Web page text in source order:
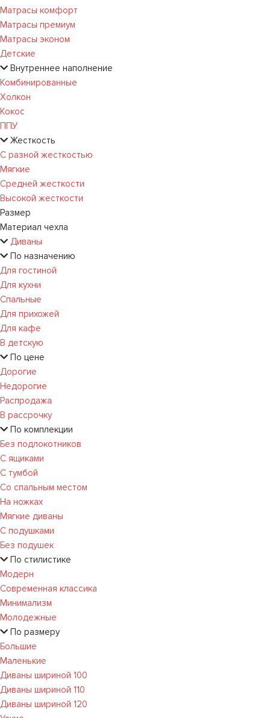
Матрасы комфорт
Матрасы премиум
Матрасы эконом
Детские
Внутреннее наполнение
Комбинированные
Холкон
Кокос
ППУ
Жесткость
С разной жесткостью
Мягкие
Средней жесткости
Высокой жесткости
Размер
Материал чехла
Диваны
По назначению
Для гостиной
Для кухни
Спальные
Для прихожей
Для кафе
В детскую
По цене
Дорогие
Недорогие
Распродажа
В рассрочку
По комплекции
Без подлокотников
С ящиками
С тумбой
Со спальным местом
На ножках
Мягкие диваны
С подушками
Без подушек
По стилистике
Модерн
Современная классика
Минимализм
Молодежные
По размеру
Большие
Маленькие
Диваны шириной 100
Диваны шириной 110
Диваны шириной 120